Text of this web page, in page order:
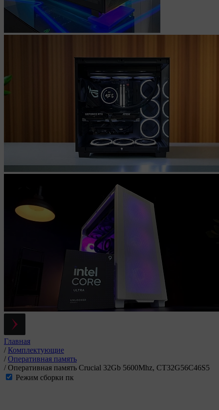
Главная
/ Комплектующие
/ Оперативная память
/ Оперативная память Crucial 32Gb 5600Mhz, CT32G56C46S5
Режим сборки пк